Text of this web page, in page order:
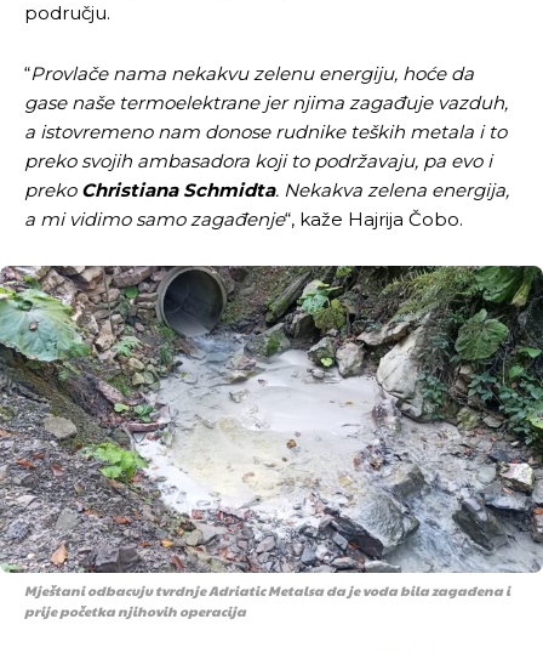
području.
“Provlače nama nekakvu zelenu energiju, hoće da
gase naše termoelektrane jer njima zagađuje vazduh,
a istovremeno nam donose rudnike teških metala i to
preko svojih ambasadora koji to podržavaju, pa evo i
preko Christiana Schmidta. Nekakva zelena energija,
a mi vidimo samo zagađenje“, kaže Hajrija Čobo.
Mještani odbacuju tvrdnje Adriatic Metalsa da je voda bila zagađena i
prije početka njihovih operacija